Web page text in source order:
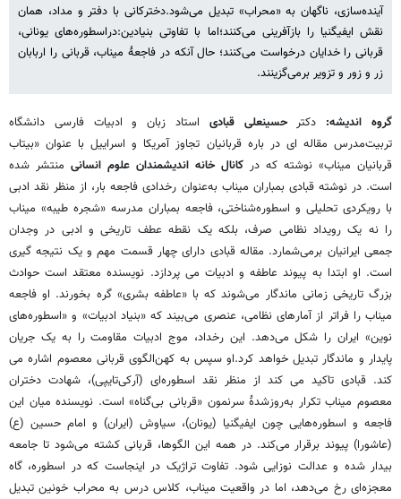
آینده‌سازی، ناگهان به «محراب» تبدیل می‌شود.دخترکانی با دفتر و مداد، همان
نقش ایفیگنیا را بازآفرینی می‌کنند؛اما با تفاوتی بنیادین:دراسطوره‌های یونانی،
قربانی را خدایان درخواست می‌کنند؛ حال آنکه در فاجعۀ میناب، قربانی را اربابان
زر و زور و تزویر برمی‌گزینند.
گروه اندیشه: دکترحسینعلی قبادی استاد زبان و ادبیات فارسی دانشگاه
تربیت‌مدرس مقاله ای در باره قربانیان تجاوز آمریکا و اسراییل با عنوان «بیتاب
قربانیان میناب» نوشته که در کانال خانه اندیشمندان علوم انسانی منتشر شده
است. در نوشته قبادی بمباران میناب به‌عنوان رخدادی فاجعه بار، از منظر نقد ادبی
با رویکردی تحلیلی و اسطوره‌شناختی، فاجعه بمباران مدرسه «شجره طیبه» میناب
را نه یک رویداد نظامی صرف، بلکه یک نقطه عطف تاریخی و ادبی در وجدان
جمعی ایرانیان برمی‌شمارد. مقاله قبادی دارای چهار قسمت مهم و یک نتیجه گیری
است. او ابتدا به پیوند عاطفه و ادبیات می پردازد. نویسنده معتقد است حوادث
بزرگ تاریخی زمانی ماندگار می‌شوند که با «عاطفه بشری» گره بخورند. او فاجعه
میناب را فراتر از آمارهای نظامی، عنصری می‌بیند که «بنیاد ادبیات» و «اسطوره‌های
نوین» ایران را شکل می‌دهد. این رخداد، موج ادبیات مقاومت را به یک جریان
پایدار و ماندگار تبدیل خواهد کرد.او سپس به کهن‌الگوی قربانی معصوم اشاره می
کند. قبادی تاکید می کند از منظر نقد اسطوره‌ای (آرکی‌تایپی)، شهادت دختران
معصوم میناب تکرار به‌روزشدۀ سرنمون «قربانی بی‌گناه» است. نویسنده میان این
فاجعه و اسطوره‌هایی چون ایفیگنیا (یونان)، سیاوش (ایران) و امام حسین (ع)
(عاشورا) پیوند برقرار می‌کند. در همه این الگوها، قربانی کشته می‌شود تا جامعه
بیدار شده و عدالت نوزایی شود. تفاوت تراژیک در اینجاست که در اسطوره، گاه
معجزه‌ای رخ می‌دهد، اما در واقعیت میناب، کلاس درس به محراب خونین تبدیل